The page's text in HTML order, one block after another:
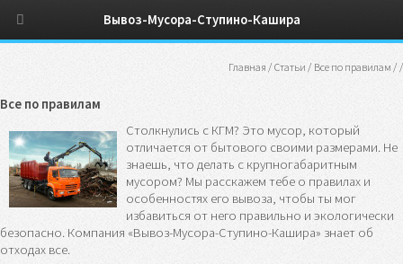
Главная / Статьи / Все по правилам / /
Все по правилам
Столкнулись с КГМ? Это мусор, который
отличается от бытового своими размерами. Не
знаешь, что делать с крупногабаритным
мусором? Мы расскажем тебе о правилах и
особенностях его вывоза, чтобы ты мог
избавиться от него правильно и экологически
безопасно. Компания «Вывоз-Мусора-Ступино-Кашира» знает об
отходах все.
Вывоз-Мусора-Ступино-Кашира